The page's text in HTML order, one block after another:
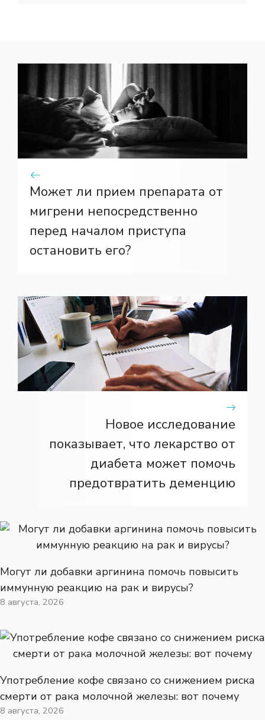
Может ли прием препарата от
мигрени непосредственно
перед началом приступа
остановить его?
Новое исследование
показывает, что лекарство от
диабета может помочь
предотвратить деменцию
Могут ли добавки аргинина помочь повысить
иммунную реакцию на рак и вирусы?
8 августа, 2026
Употребление кофе связано со снижением риска
смерти от рака молочной железы: вот почему
8 августа, 2026